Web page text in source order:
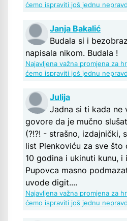
ćemo ispraviti još jednu
Janja Bakalić
Budala si i
napisala nikom. Budala !
Najavljena važna promjena za
ćemo ispraviti još jednu
Julija
Jadna si ti kada ne
govore da je mučno
(?!?! - strašno, izdajnički,
list Plenkoviću za sve što
10 godina i ukinuti kunu, i
Pupovca masno
uvode digit....
Najavljena važna promjena za
ćemo ispraviti još jednu